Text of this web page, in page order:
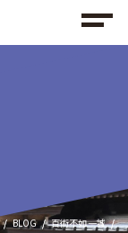
BLOG
百術不如一誠